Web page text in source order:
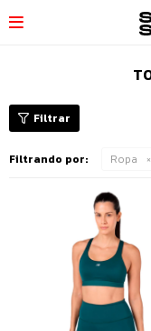

Filtrando por: Ropa